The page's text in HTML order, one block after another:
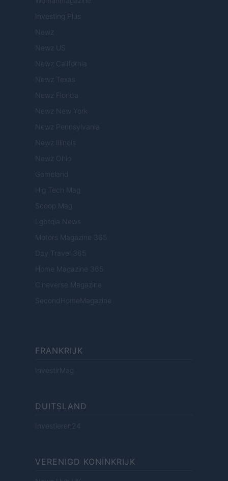
Investing Plus
Newz
Newz US
Newz California
Newz Texas
Newz Florida
Newz New York
Newz Pennsylvania
Newz Illinois
Newz Ohio
Gameland
Hig Tech Mag
Scoop Mag
Lgbtqia News
Motors Magazine 365
Day Travel 365
Home Magazine 365
Cineverse Magazine
SecondHomeMagazine
FRANKRIJK
InvestirMag
DUITSLAND
Investieren24
VERENIGD KONINKRIJK